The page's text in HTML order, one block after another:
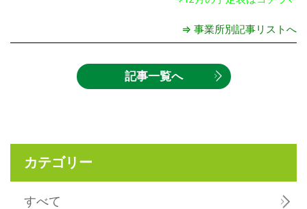
⇒ 事業所別記事リストへ
記事一覧へ
カテゴリー
すべて